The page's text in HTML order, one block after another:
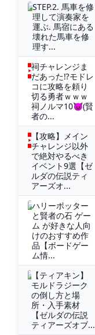
STEP.2. 馬車を修
理して演奏家を
運ぶ. 馬宿にある
壊れた馬車を修
理す...
祠チャレンジま
だあった⁉モドレ
コに攻略を頼り
切る勇者ｗｗｗ
祠ノルマ10😈(賢
者の...
【攻略】メイン
チャレンジ以外
で絶対やるべき
イベント9選【ゼ
ルダの伝説ティ
アーズオ...
ハリーポッター
と賢者の石 ゲー
ム が好きな人向
けのおすすめ作
品【ボードゲー
ム情...
【ティアキン】
モルドラジーク
の倒し方と場
所・入手素材
【ゼルダの伝説
ティアーズオブ...